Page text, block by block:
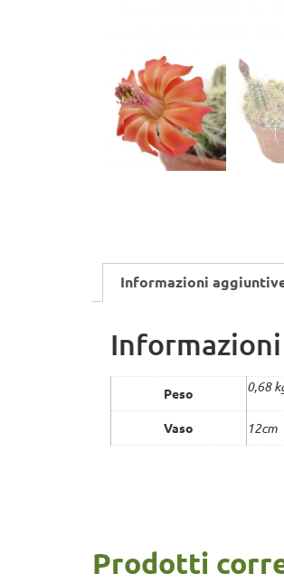
Informazioni
Peso 0,68
Vaso 12cm
Prodotti